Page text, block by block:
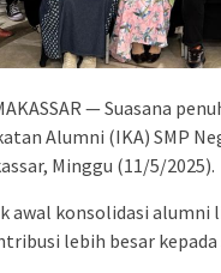
— Suasana
Alumni (IKA) SMP
Minggu (11/5/2025).
awal konsolidasi
lebih besar